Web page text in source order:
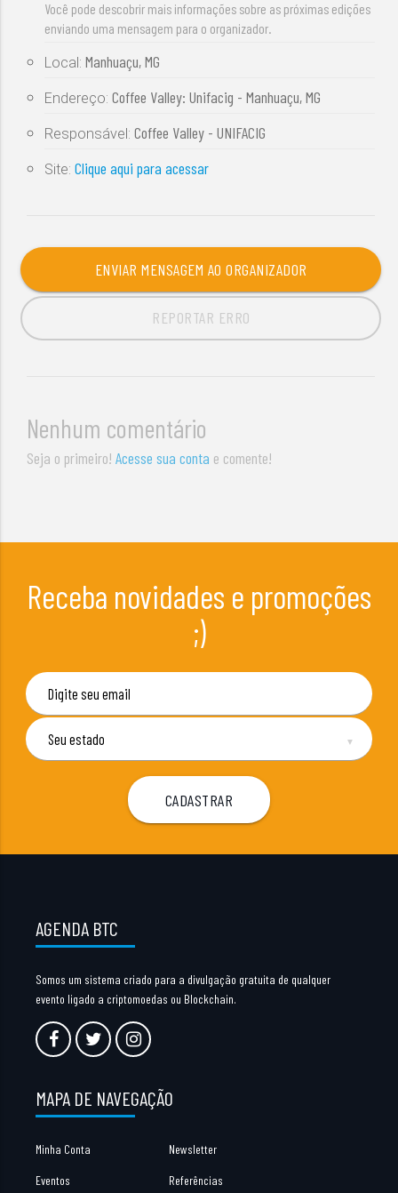
Você pode descobrir mais informações sobre as próximas edições
enviando uma mensagem para o organizador.
Local: Manhuaçu, MG
Endereço:Coffee Valley: Unifacig - Manhuaçu, MG
Responsável:Coffee Valley - UNIFACIG
Site:Clique aqui para acessar
ENVIAR MENSAGEM AO ORGANIZADOR
REPORTAR ERRO
Nenhum comentário
Seja o primeiro!Acesse sua conta e comente!
Receba novidades e promoções
;)
▼
AGENDA BTC
Somos um sistema criado para a divulgação gratuita de qualquer
evento ligado a criptomoedas ou Blockchain.
MAPA DE NAVEGAÇÃO
Minha Conta Newsletter
Eventos Referências